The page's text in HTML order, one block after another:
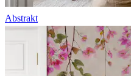
Abstrakt